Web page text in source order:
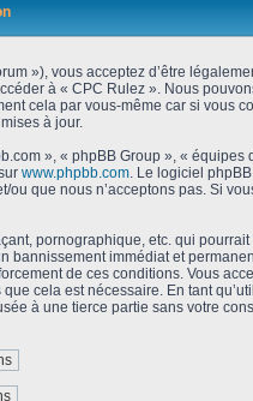
»), vous acceptez d’être
à « CPC Rulez ». Nous
cela par vous-même car si vous
à jour.
», « phpBB Group », «
www.phpbb.com. Le logiciel
que nous n’acceptons pas. Si
pornographique, etc. qui
immédiat et
de ces conditions. Vous
cela est nécessaire. En tant
à une tierce partie sans votre